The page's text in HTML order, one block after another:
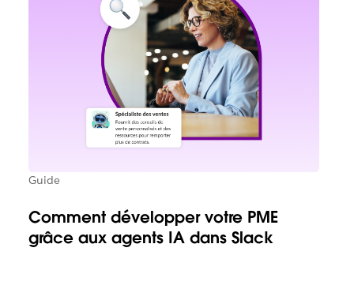
Guide
Comment développer votre PME
grâce aux agents IA dans Slack